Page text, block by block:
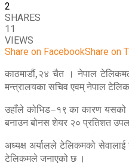
2
SHARES
11
VIEWS
Share on FacebookShare on
काठमाडौं,२४ चैत । नेपाल
मन्त्रालयका सचिव एवम् नेपाल
उहाँले कोभिड–१९ का कारण यसको
बनाउन बोनस शेयर २० प्रतिशत
अध्यक्ष अर्यालले टेलिकमको सेवालाई
टेलिकमले जनाएको छ ।